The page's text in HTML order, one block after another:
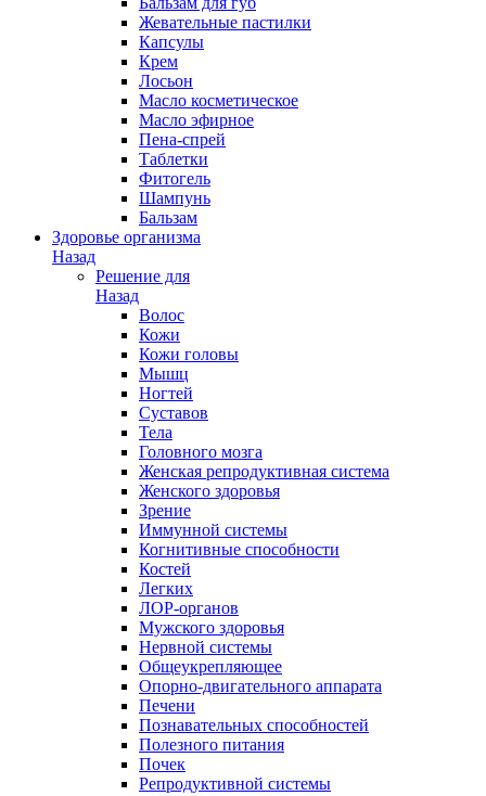
Жевательные пастилки
Капсулы
Крем
Лосьон
Масло косметическое
Масло эфирное
Пена-спрей
Таблетки
Фитогель
Шампунь
Бальзам
Здоровье организма
Назад
Решение для
Назад
Волос
Кожи
Кожи головы
Мышц
Ногтей
Суставов
Тела
Головного мозга
Женская репродуктивная система
Женского здоровья
Зрение
Иммунной системы
Когнитивные способности
Костей
Легких
ЛОР-органов
Мужского здоровья
Нервной системы
Общеукрепляющее
Опорно-двигательного аппарата
Печени
Познавательных способностей
Полезного питания
Почек
Репродуктивной системы